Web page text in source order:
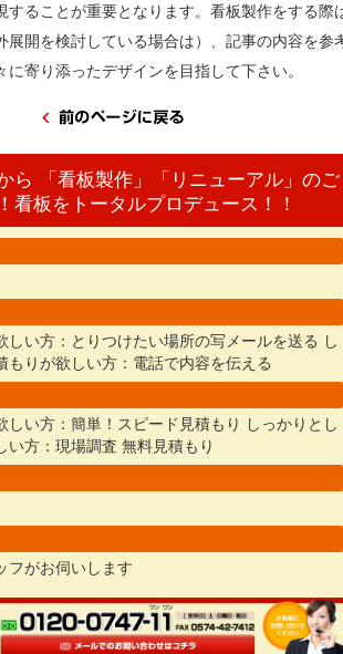
することが重要となります。看板製作をする際
展開を検討している場合は）、記事の内容を参
に寄り添ったデザインを目指して下さい。
ら 「看板製作」「リニューアル」のご
看板をトータルプロデュース！！
しい方：とりつけたい場所の写メールを送る し
もりが欲しい方：電話で内容を伝える
しい方：簡単！スピード見積もり
しっかりとし
い方：現場調査 無料見積もり
フがお伺いします